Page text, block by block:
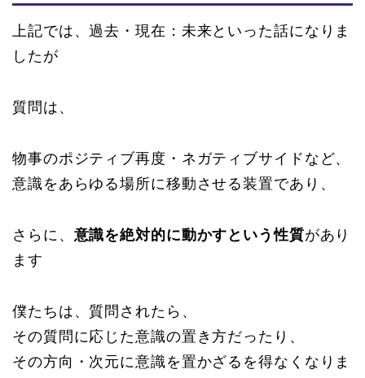
上記では、過去・現在：未来といった話になりま
したが
質問は、
物事のポジティブ再度・ネガティブサイドなど、
意識をあらゆる場所に移動させる装置であり、
さらに、 意識を絶対的に動かすという性質があり
ます
僕たちは、質問されたら、
その質問に応じた意識の置き方だったり、
その方向・次元に意識を置かざるを得なくなりま